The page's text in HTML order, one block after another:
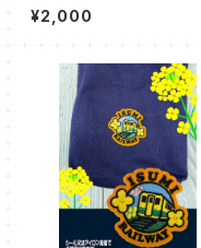
念グッズ】キハ52マフラータ
¥2,000